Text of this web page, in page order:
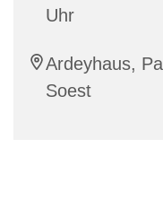
Uhr
Ardeyhaus,
Soest